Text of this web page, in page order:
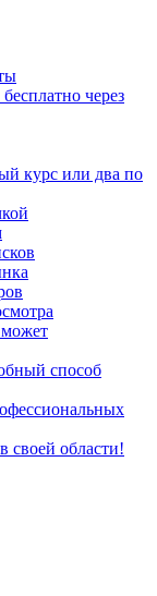
через
курс или два по
может
способ
своей области!